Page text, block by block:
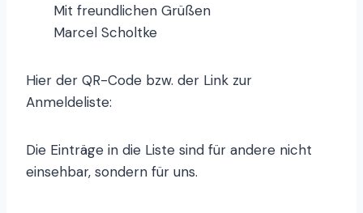
Mit freundlichen Grüßen
Marcel Scholtke
Hier der QR-Code bzw. der Link zur
Anmeldeliste:
Die Einträge in die Liste sind für andere nicht
einsehbar, sondern für uns.